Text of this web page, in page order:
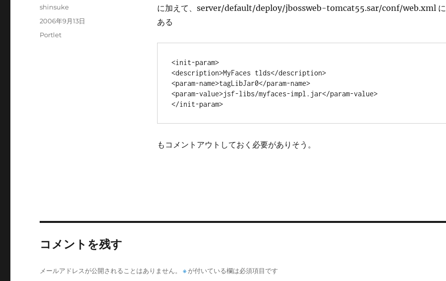
に加えて、server/default/deploy/jbossweb-tomcat55.sar/conf/web.xml に
ある
<init-param>
<description>MyFaces tlds</description>
<param-name>tagLibJar0</param-name>
<param-value>jsf-libs/myfaces-impl.jar</param-value>
</init-param>
もコメントアウトしておく必要がありそう。
投
shinsuke
投
2006年9月13日
カ
Portlet
コメントを残す
メールアドレスが公開されることはありません。 ※ が付いている欄は必須項目です